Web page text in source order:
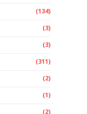
(134)
(3)
(3)
(311)
(2)
(1)
(2)